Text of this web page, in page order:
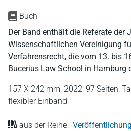
Buch
Der Band enthält die Referate der
Wissenschaftlichen Vereinigung
Verfahrensrecht, die vom 13. bis
Bucerius Law School in Hamburg
157 X 242 mm, 2022, 97 Seiten,
flexibler Einband
aus der Reihe: